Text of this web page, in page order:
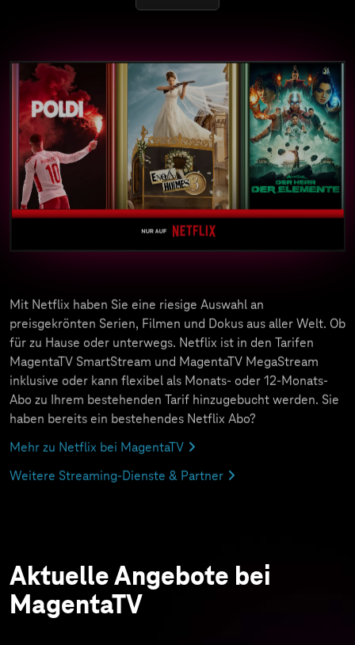
Mit Netflix haben Sie eine riesige Auswahl an
preisgekrönten Serien, Filmen und Dokus aus aller Welt. Ob
für zu Hause oder unterwegs. Netflix ist in den Tarifen
MagentaTV SmartStream und MagentaTV MegaStream
inklusive oder kann flexibel als Monats- oder 12-Monats-
Abo zu Ihrem bestehenden Tarif hinzugebucht werden. Sie
haben bereits ein bestehendes Netflix Abo?
Mehr zu Netflix bei MagentaTV
Weitere Streaming-Dienste & Partner
Aktuelle Angebote bei
MagentaTV